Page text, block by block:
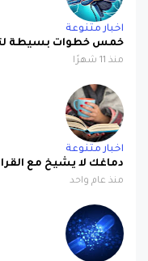
اخبار متنوعة
خمس خطوات بسيطة
منذ 11 شهرًا
اخبار متنوعة
دماغك لا يشيخ مع
منذ عام واحد